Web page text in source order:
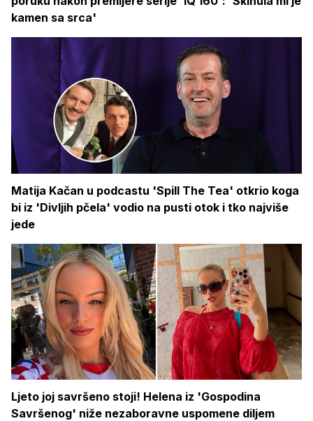
kamen sa srca'
Matija Kačan u podcastu 'Spill The Tea' otkrio koga
bi iz 'Divljih pčela' vodio na pusti otok i tko najviše
jede
Ljeto joj savršeno stoji! Helena iz 'Gospodina
Savršenog' niže nezaboravne uspomene diljem